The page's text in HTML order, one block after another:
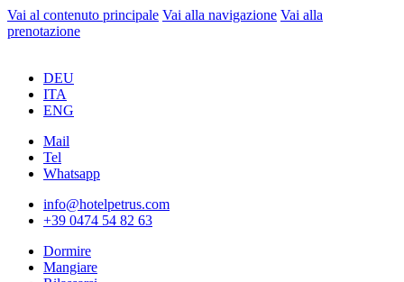
Vai al contenuto principale Vai alla navigazione Vai alla
prenotazione
DEU
ITA
ENG
Mail
Tel
Whatsapp
info@hotelpetrus.com
+39 0474 54 82 63
Dormire
Mangiare